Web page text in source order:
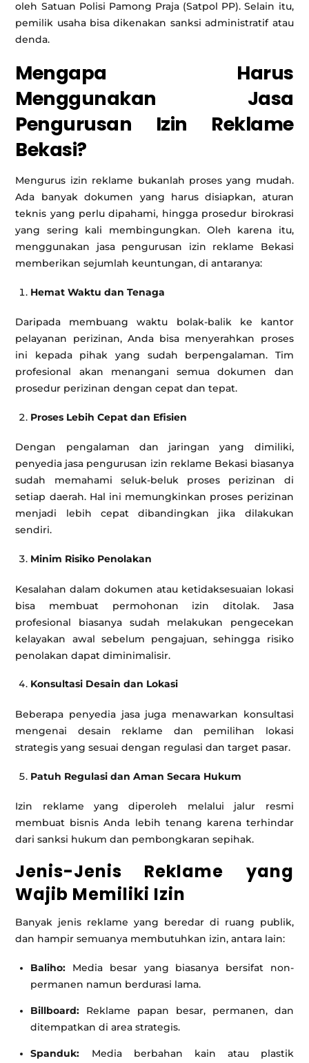
oleh Satuan Polisi Pamong Praja (Satpol PP). Selain itu,
pemilik usaha bisa dikenakan sanksi administratif atau
denda.
Mengapa Harus
Menggunakan Jasa
Pengurusan Izin Reklame
Bekasi?
Mengurus izin reklame bukanlah proses yang mudah.
Ada banyak dokumen yang harus disiapkan, aturan
teknis yang perlu dipahami, hingga prosedur birokrasi
yang sering kali membingungkan. Oleh karena itu,
menggunakan jasa pengurusan izin reklame Bekasi
memberikan sejumlah keuntungan, di antaranya:
Hemat Waktu dan Tenaga
Daripada membuang waktu bolak-balik ke kantor
pelayanan perizinan, Anda bisa menyerahkan proses
ini kepada pihak yang sudah berpengalaman. Tim
profesional akan menangani semua dokumen dan
prosedur perizinan dengan cepat dan tepat.
Proses Lebih Cepat dan Efisien
Dengan pengalaman dan jaringan yang dimiliki,
penyedia jasa pengurusan izin reklame Bekasi biasanya
sudah memahami seluk-beluk proses perizinan di
setiap daerah. Hal ini memungkinkan proses perizinan
menjadi lebih cepat dibandingkan jika dilakukan
sendiri.
Minim Risiko Penolakan
Kesalahan dalam dokumen atau ketidaksesuaian lokasi
bisa membuat permohonan izin ditolak. Jasa
profesional biasanya sudah melakukan pengecekan
kelayakan awal sebelum pengajuan, sehingga risiko
penolakan dapat diminimalisir.
Konsultasi Desain dan Lokasi
Beberapa penyedia jasa juga menawarkan konsultasi
mengenai desain reklame dan pemilihan lokasi
strategis yang sesuai dengan regulasi dan target pasar.
Patuh Regulasi dan Aman Secara Hukum
Izin reklame yang diperoleh melalui jalur resmi
membuat bisnis Anda lebih tenang karena terhindar
dari sanksi hukum dan pembongkaran sepihak.
Jenis-Jenis Reklame yang
Wajib Memiliki Izin
Banyak jenis reklame yang beredar di ruang publik,
dan hampir semuanya membutuhkan izin, antara lain:
Baliho: Media besar yang biasanya bersifat non-
permanen namun berdurasi lama.
Billboard: Reklame papan besar, permanen, dan
ditempatkan di area strategis.
Spanduk: Media berbahan kain atau plastik